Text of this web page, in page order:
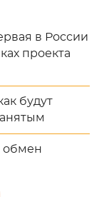
в России
проекта
будут
обмен